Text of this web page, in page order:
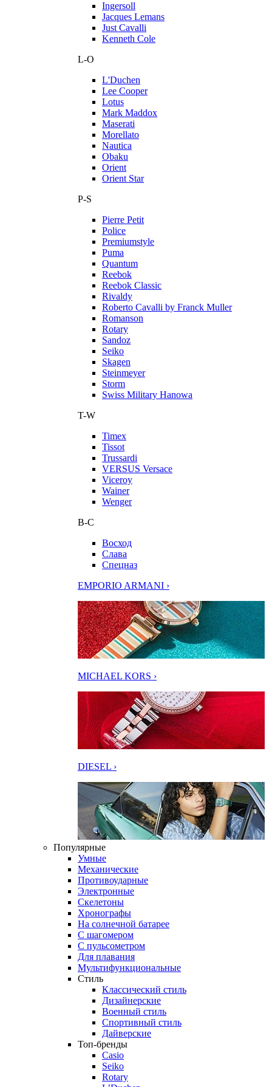
Ingersoll
Jacques Lemans
Just Cavalli
Kenneth Cole
L-O
L'Duchen
Lee Cooper
Lotus
Mark Maddox
Maserati
Morellato
Nautica
Obaku
Orient
Orient Star
P-S
Pierre Petit
Police
Premiumstyle
Puma
Quantum
Reebok
Reebok Classic
Rivaldy
Roberto Cavalli by Franck Muller
Romanson
Rotary
Sandoz
Seiko
Skagen
Steinmeyer
Storm
Swiss Military Hanowa
T-W
Timex
Tissot
Trussardi
VERSUS Versace
Viceroy
Wainer
Wenger
В-С
Восход
Слава
Спецназ
EMPORIO ARMANI ›
MICHAEL KORS ›
DIESEL ›
Популярные
Умные
Механические
Противоударные
Электронные
Скелетоны
Хронографы
На солнечной батарее
С шагомером
С пульсометром
Для плавания
Мультифункциональные
Стиль
Классический стиль
Дизайнерские
Военный стиль
Спортивный стиль
Дайверские
Топ-бренды
Casio
Seiko
Rotary